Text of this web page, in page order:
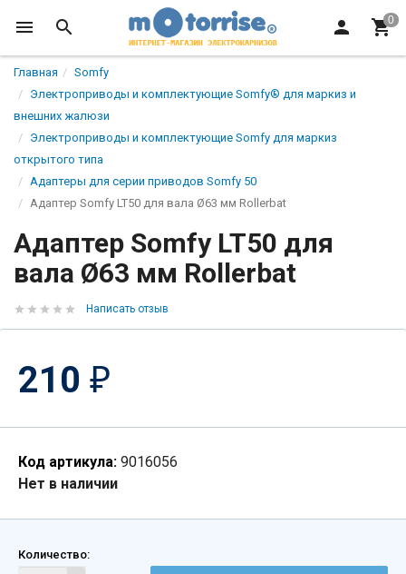
Главная
Somfy
Электроприводы и комплектующие Somfy® для маркиз и
внешних жалюзи
Электроприводы и комплектующие Somfy для маркиз
открытого типа
Адаптеры для серии приводов Somfy 50
Адаптер Somfy LT50 для вала Ø63 мм Rollerbat
Адаптер Somfy LT50 для
вала Ø63 мм Rollerbat
Написать отзыв
210 ₽
Код артикула: 9016056
Нет в наличии
Количество: